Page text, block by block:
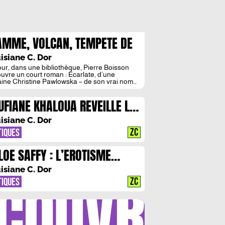
VOLCAN, TEMPETE DE
BOISSON : HISTOIRE D’UN
LITTERAIRE
C. Dor
dans une bibliothèque, Pierre Boisson
un court roman : Écarlate, d’une
Christine Pawlowska – de son vrai nom
sa curiosité. Alors qu’il lit, d’une traite,
trouvaille, Pierre Boisson est conquis.
KHALOUA REVEILLE LA
NAN NAN
C. Dor
ZC
SAFFY : L’EROTISME
VOCATION
C. Dor
ZC